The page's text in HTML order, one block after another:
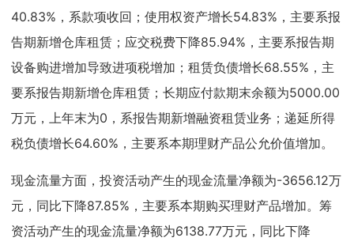
40.83%，系款项收回；使用权资产增长54.83%，主要系报
告期新增仓库租赁；应交税费下降85.94%，主要系报告期
设备购进增加导致进项税增加；租赁负债增长68.55%，主
要系报告期新增仓库租赁；长期应付款期末余额为5000.00
万元，上年末为0，系报告期新增融资租赁业务；递延所得
税负债增长64.60%，主要系本期理财产品公允价值增加。
现金流量方面，投资活动产生的现金流量净额为-3656.12万
元，同比下降87.85%，主要系本期购买理财产品增加。筹
资活动产生的现金流量净额为6138.77万元，同比下降